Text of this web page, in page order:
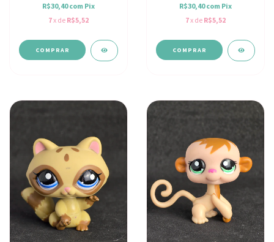
R$30,40com Pix
7x de R$5,52
R$30,40com Pix
7x de R$5,52